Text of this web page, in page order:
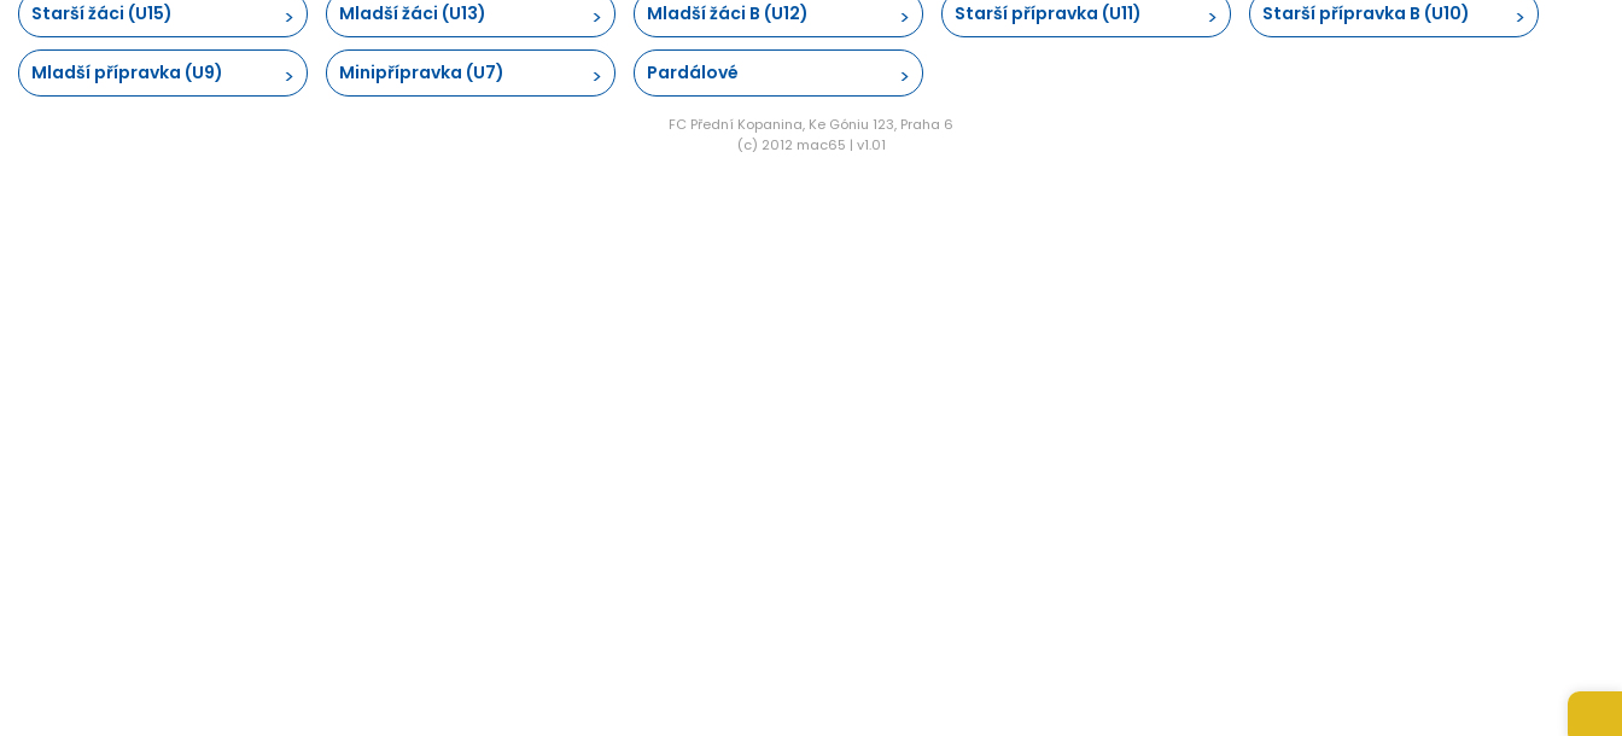
Starší žáci (U15) Mladší žáci (U13) Mladší žáci B (U12) Starší přípravka (U11) Starší přípravka B (U10)
Mladší přípravka (U9) Minipřípravka (U7) Pardálové
FC Přední Kopanina, Ke Góniu 123, Praha 6
(c) 2012 mac65 | v1.01